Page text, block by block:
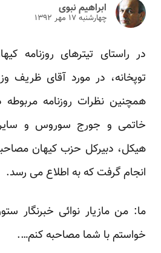
ابراهیم نبوی
چهارشنبه ۱۷ مهر ۱۳۹۲
در راستای تیترهای روزنامه
توپخانه، در مورد آقای ظریف
همچنین نظرات روزنامه
خاتمی و جورج سوروس و
هیکل، دبیرکل حزب کیهان
انجام گرفت که به اطلاع می رسد.
ما: من مازیار نوائی خبرنگار
خواستم با شما مصاحبه کنم….